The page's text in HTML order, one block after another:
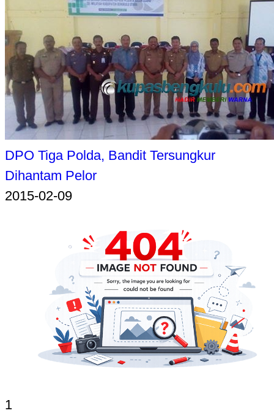
DPO Tiga Polda, Bandit Tersungkur
Dihantam Pelor
2015-02-09
1